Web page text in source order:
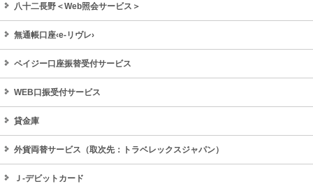
八十二長野＜Web照会サービス＞
無通帳口座‹e-リヴレ›
ペイジー口座振替受付サービス
WEB口振受付サービス
貸金庫
外貨両替サービス（取次先：トラベレックスジャパン）
Ｊ‐デビットカード